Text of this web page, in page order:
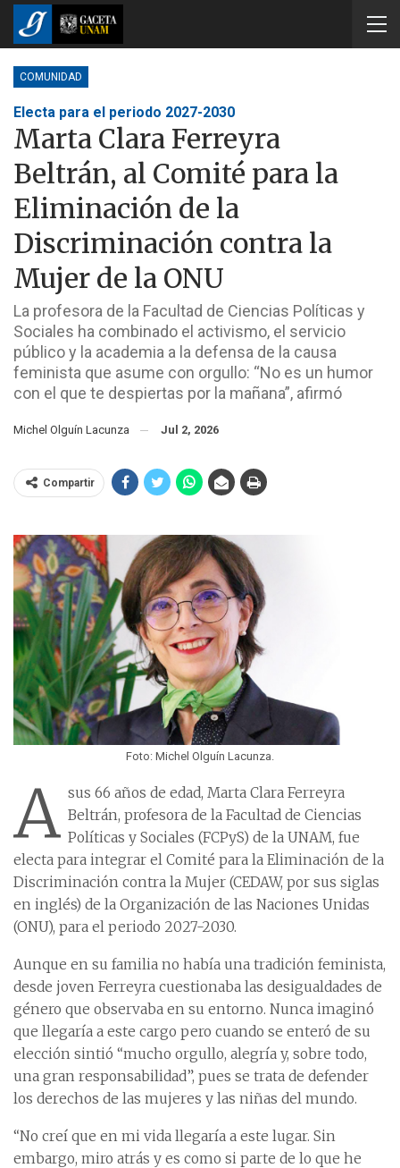
COMUNIDAD
Electa para el periodo 2027-2030
Marta Clara Ferreyra
Beltrán, al Comité para la
Eliminación de la
Discriminación contra la
Mujer de la ONU
La profesora de la Facultad de Ciencias Políticas y
Sociales ha combinado el activismo, el servicio
público y la academia a la defensa de la causa
feminista que asume con orgullo: “No es un humor
con el que te despiertas por la mañana”, afirmó
Michel Olguín Lacunza Jul 2, 2026
Compartir
Foto: Michel Olguín Lacunza.
A sus 66 años de edad, Marta Clara Ferreyra
Beltrán, profesora de la Facultad de Ciencias
Políticas y Sociales (FCPyS) de la UNAM, fue
electa para integrar el Comité para la Eliminación de la
Discriminación contra la Mujer (CEDAW, por sus siglas
en inglés) de la Organización de las Naciones Unidas
(ONU), para el periodo 2027-2030.
Aunque en su familia no había una tradición feminista,
desde joven Ferreyra cuestionaba las desigualdades de
género que observaba en su entorno. Nunca imaginó
que llegaría a este cargo pero cuando se enteró de su
elección sintió “mucho orgullo, alegría y, sobre todo,
una gran responsabilidad”, pues se trata de defender
los derechos de las mujeres y las niñas del mundo.
“No creí que en mi vida llegaría a este lugar. Sin
embargo, miro atrás y es como si parte de lo que he